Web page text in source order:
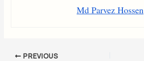
Md Parvez Hossen
PREVIOUS